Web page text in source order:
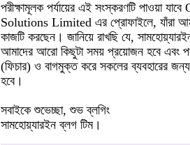
পরীক্ষামূলক পর্যায়ের এই সংস্করণটি পাওয়া
Solutions Limited এর প্রোফাইলে, যাঁরা
কাজটি করছেন। জানিয়ে রাখছি যে,
আমাদের আরো কিছুটা সময় প্রয়োজন হবে এবং
(ফিচার) ও বাগমুক্ত করে সকলের ব্যবহারের
হবে।
সবাইকে শুভেচ্ছা, শুভ ব্লগিং
সামহোয়্যারইন ব্লগ টিম।